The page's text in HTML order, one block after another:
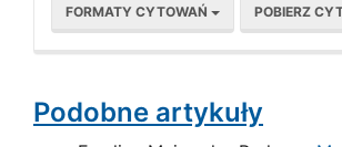
FORMATY CYTOWAŃ POBIERZ
Podobne artykuły